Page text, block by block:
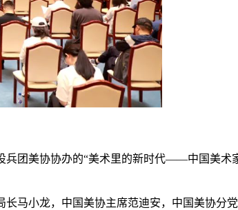
兵团美协协办的“美术里的新时代——中国美术
马小龙，中国美协主席范迪安，中国美协分